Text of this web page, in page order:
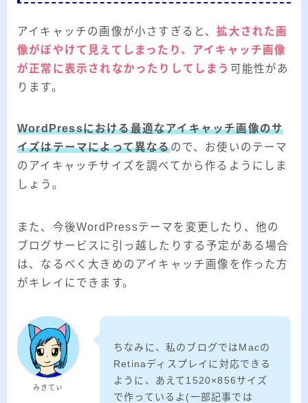
アイキャッチの画像が小さすぎると、拡大された画
像がぼやけて見えてしまったり、アイキャッチ画像
が正常に表示されなかったりしてしまう 可能性があ
ります。
WordPressにおける最適なアイキャッチ画像のサ
イズはテーマによって異なるので、お使いのテーマ
のアイキャッチサイズを調べてから作るようにしま
しょう。
また、今後WordPressテーマを変更したり、他の
ブログサービスに引っ越したりする予定がある場合
は、なるべく大きめのアイキャッチ画像を作った方
がキレイにできます。
みきてぃ
ちなみに、私のブログではMacの
Retinaディスプレイに対応できる
ように、あえて1520×856サイズ
で作っているよ(一部記事では